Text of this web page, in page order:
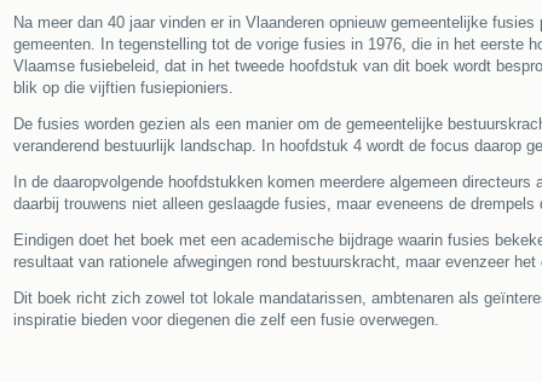
Na meer dan 40 jaar vinden er in Vlaanderen opnieuw gemeentelijke
gemeenten. In tegenstelling tot de vorige fusies in 1976, die in het eerste
Vlaamse fusiebeleid, dat in het tweede hoofdstuk van dit boek wordt
blik op die vijftien fusiepioniers.
De fusies worden gezien als een manier om de gemeentelijke
veranderend bestuurlijk landschap. In hoofdstuk 4 wordt de focus daarop
In de daaropvolgende hoofdstukken komen meerdere algemeen
daarbij trouwens niet alleen geslaagde fusies, maar eveneens de
Eindigen doet het boek met een academische bijdrage waarin fusies
resultaat van rationele afwegingen rond bestuurskracht, maar evenzeer
Dit boek richt zich zowel tot lokale mandatarissen, ambtenaren als
inspiratie bieden voor diegenen die zelf een fusie overwegen.